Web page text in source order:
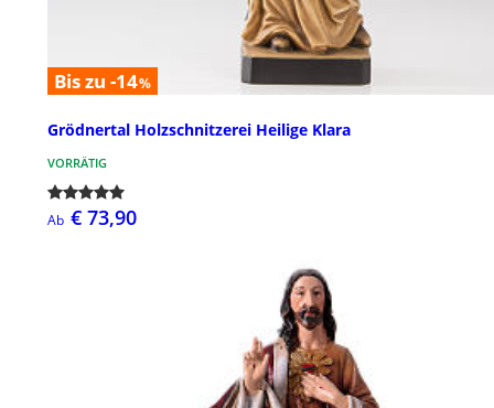
Bis zu -14%
Grödnertal Holzschnitzerei Heilige Klara
VORRÄTIG
Ab € 73,90